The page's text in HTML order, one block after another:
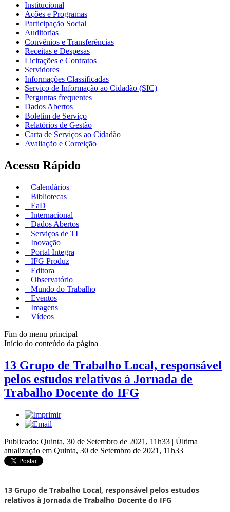
Institucional
Ações e Programas
Participação Social
Auditorias
Convênios e Transferências
Receitas e Despesas
Licitações e Contratos
Servidores
Informações Classificadas
Serviço de Informação ao Cidadão (SIC)
Perguntas frequentes
Dados Abertos
Boletim de Serviço
Relatórios de Gestão
Carta de Serviços ao Cidadão
Avaliação e Correição
Acesso Rápido
Calendários
Bibliotecas
EaD
Internacional
Dados Abertos
Serviços de TI
Inovação
Portal Integra
IFG Produz
Editora
Observatório
Mundo do Trabalho
Eventos
Imagens
Vídeos
Fim do menu principal
Início do conteúdo da página
13 Grupo de Trabalho Local, responsável
pelos estudos relativos à Jornada de
Trabalho Docente do IFG
Publicado: Quinta, 30 de Setembro de 2021, 11h33 | Última
atualização em Quinta, 30 de Setembro de 2021, 11h33
13 Grupo de Trabalho Local, responsável pelos estudos
relativos à Jornada de Trabalho Docente do IFG